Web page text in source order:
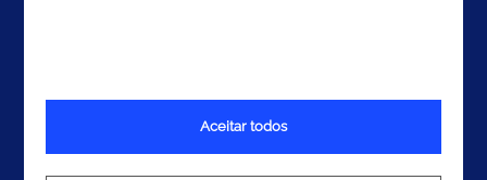
Termos e Condições
Aceitar todos